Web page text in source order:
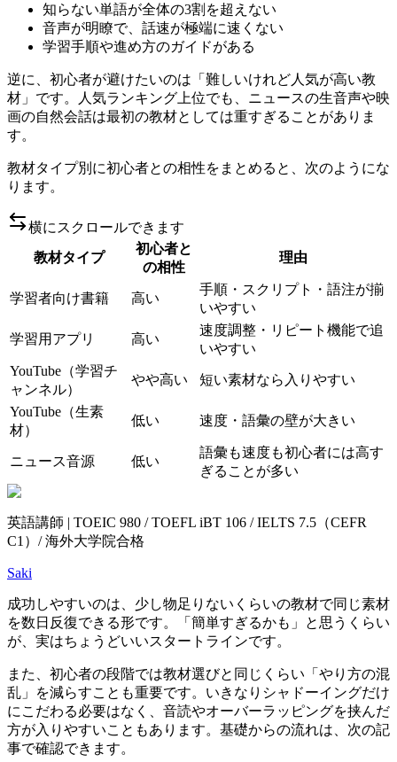
知らない単語が全体の3割を超えない
音声が明瞭で、話速が極端に速くない
学習手順や進め方のガイドがある
逆に、初心者が避けたいのは「難しいけれど人気が高い教
材」です。人気ランキング上位でも、ニュースの生音声や映
画の自然会話は最初の教材としては重すぎることがありま
す。
教材タイプ別に初心者との相性をまとめると、次のようにな
ります。
横にスクロールできます
教材タイプ
初心者と
の相性
理由
学習者向け書籍 高い
手順・スクリプト・語注が揃
いやすい
学習用アプリ 高い
速度調整・リピート機能で追
いやすい
YouTube（学習チ
ャンネル）
やや高い 短い素材なら入りやすい
YouTube（生素
材）
低い 速度・語彙の壁が大きい
ニュース音源 低い
語彙も速度も初心者には高す
ぎることが多い
英語講師 | TOEIC 980 / TOEFL iBT 106 / IELTS 7.5（CEFR
C1）/ 海外大学院合格
Saki
成功しやすいのは、少し物足りないくらいの教材で同じ素材
を数日反復できる形です。「簡単すぎるかも」と思うくらい
が、実はちょうどいいスタートラインです。
また、初心者の段階では教材選びと同じくらい「やり方の混
乱」を減らすことも重要です。いきなりシャドーイングだけ
にこだわる必要はなく、音読やオーバーラッピングを挟んだ
方が入りやすいこともあります。基礎からの流れは、次の記
事で確認できます。